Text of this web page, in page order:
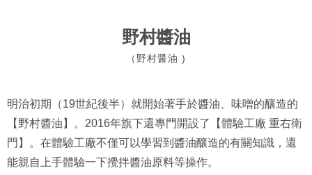
野村醬油
（野村醤油 )
明治初期（19世紀後半）就開始著手於醬油、味噌的釀造的
【野村醬油】。2016年旗下還專門開設了【體驗工廠 重右衛
門】。在體驗工廠不僅可以學習到醬油釀造的有關知識，還
能親自上手體驗一下攪拌醬油原料等操作。